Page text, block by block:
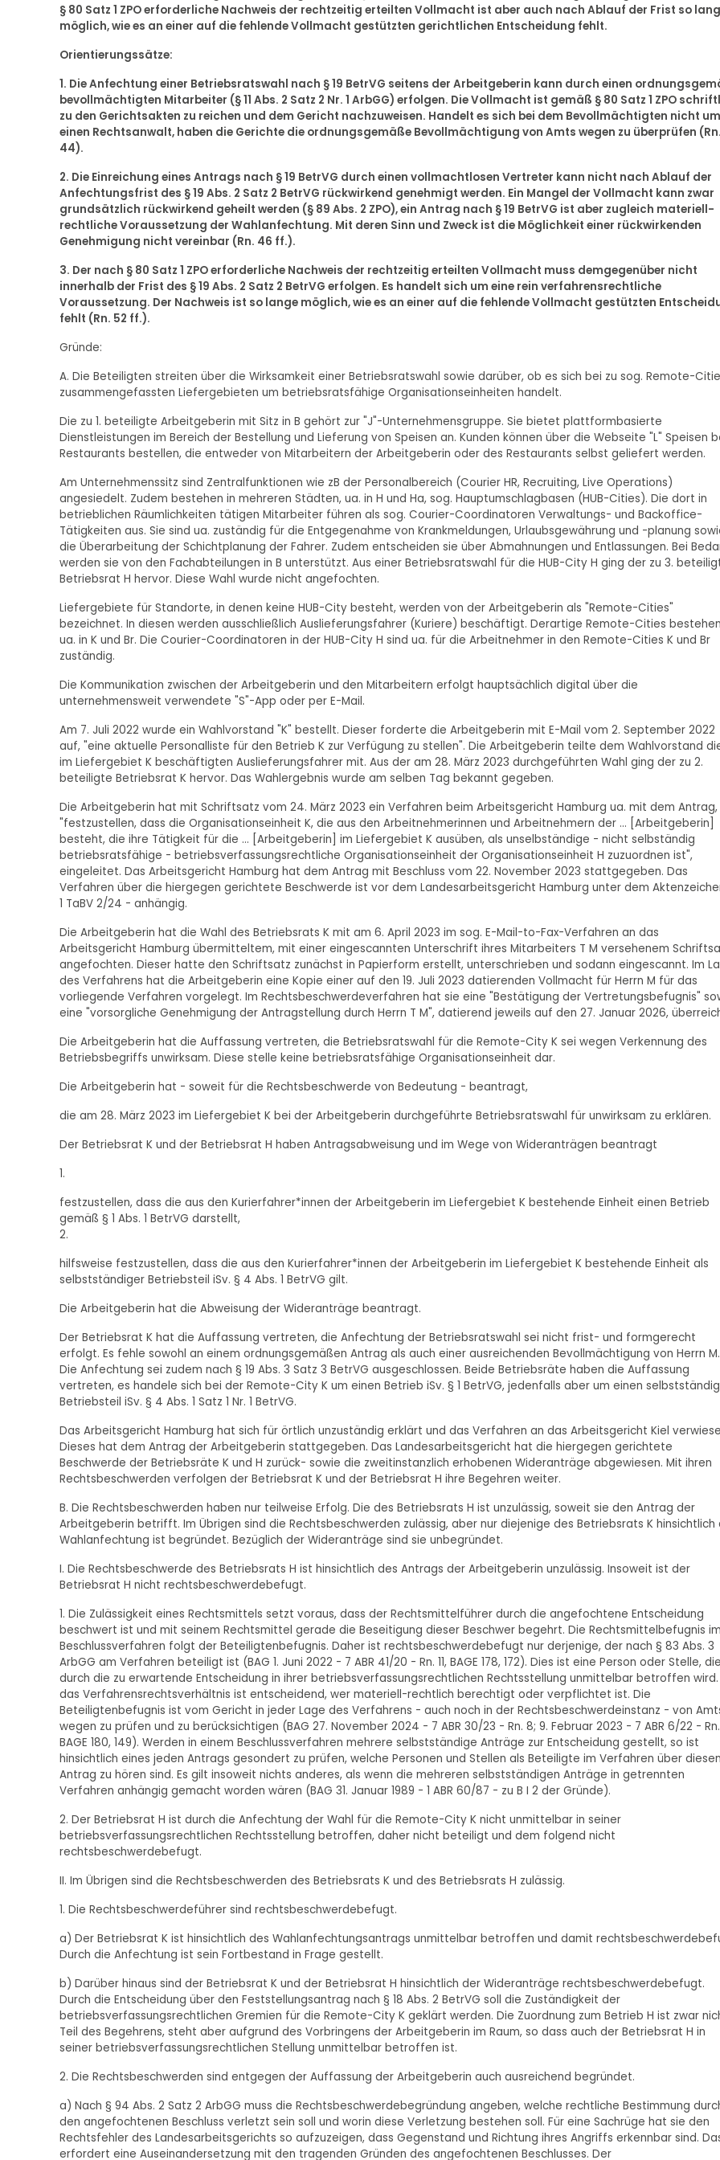
§ 80 Satz 1 ZPO erforderliche Nachweis der rechtzeitig erteilten Vollmacht ist aber auch nach Ablauf der Frist so
möglich, wie es an einer auf die fehlende Vollmacht gestützten gerichtlichen Entscheidung fehlt.
Orientierungssätze:
1. Die Anfechtung einer Betriebsratswahl nach § 19 BetrVG seitens der Arbeitgeberin kann durch einen
bevollmächtigten Mitarbeiter (§ 11 Abs. 2 Satz 2 Nr. 1 ArbGG) erfolgen. Die Vollmacht ist gemäß § 80 Satz 1 ZPO
zu den Gerichtsakten zu reichen und dem Gericht nachzuweisen. Handelt es sich bei dem Bevollmächtigten nicht um
einen Rechtsanwalt, haben die Gerichte die ordnungsgemäße Bevollmächtigung von Amts wegen zu überprüfen (Rn.
44).
2. Die Einreichung eines Antrags nach § 19 BetrVG durch einen vollmachtlosen Vertreter kann nicht nach Ablauf der
Anfechtungsfrist des § 19 Abs. 2 Satz 2 BetrVG rückwirkend genehmigt werden. Ein Mangel der Vollmacht kann zwar
grundsätzlich rückwirkend geheilt werden (§ 89 Abs. 2 ZPO), ein Antrag nach § 19 BetrVG ist aber zugleich materiell-
rechtliche Voraussetzung der Wahlanfechtung. Mit deren Sinn und Zweck ist die Möglichkeit einer rückwirkenden
Genehmigung nicht vereinbar (Rn. 46 ff.).
3. Der nach § 80 Satz 1 ZPO erforderliche Nachweis der rechtzeitig erteilten Vollmacht muss demgegenüber nicht
innerhalb der Frist des § 19 Abs. 2 Satz 2 BetrVG erfolgen. Es handelt sich um eine rein verfahrensrechtliche
Voraussetzung. Der Nachweis ist so lange möglich, wie es an einer auf die fehlende Vollmacht gestützten
fehlt (Rn. 52 ff.).
Gründe:
A. Die Beteiligten streiten über die Wirksamkeit einer Betriebsratswahl sowie darüber, ob es sich bei zu sog. Remote-
zusammengefassten Liefergebieten um betriebsratsfähige Organisationseinheiten handelt.
Die zu 1. beteiligte Arbeitgeberin mit Sitz in B gehört zur "J"-Unternehmensgruppe. Sie bietet plattformbasierte
Dienstleistungen im Bereich der Bestellung und Lieferung von Speisen an. Kunden können über die Webseite "L" Speisen
Restaurants bestellen, die entweder von Mitarbeitern der Arbeitgeberin oder des Restaurants selbst geliefert werden.
Am Unternehmenssitz sind Zentralfunktionen wie zB der Personalbereich (Courier HR, Recruiting, Live Operations)
angesiedelt. Zudem bestehen in mehreren Städten, ua. in H und Ha, sog. Hauptumschlagbasen (HUB-Cities). Die dort in
betrieblichen Räumlichkeiten tätigen Mitarbeiter führen als sog. Courier-Coordinatoren Verwaltungs- und Backoffice-
Tätigkeiten aus. Sie sind ua. zuständig für die Entgegenahme von Krankmeldungen, Urlaubsgewährung und -planung
die Überarbeitung der Schichtplanung der Fahrer. Zudem entscheiden sie über Abmahnungen und Entlassungen. Bei
werden sie von den Fachabteilungen in B unterstützt. Aus einer Betriebsratswahl für die HUB-City H ging der zu 3.
Betriebsrat H hervor. Diese Wahl wurde nicht angefochten.
Liefergebiete für Standorte, in denen keine HUB-City besteht, werden von der Arbeitgeberin als "Remote-Cities"
bezeichnet. In diesen werden ausschließlich Auslieferungsfahrer (Kuriere) beschäftigt. Derartige Remote-Cities bestehen
ua. in K und Br. Die Courier-Coordinatoren in der HUB-City H sind ua. für die Arbeitnehmer in den Remote-Cities K und Br
zuständig.
Die Kommunikation zwischen der Arbeitgeberin und den Mitarbeitern erfolgt hauptsächlich digital über die
unternehmensweit verwendete "S"-App oder per E-Mail.
Am 7. Juli 2022 wurde ein Wahlvorstand "K" bestellt. Dieser forderte die Arbeitgeberin mit E-Mail vom 2. September 2022
auf, "eine aktuelle Personalliste für den Betrieb K zur Verfügung zu stellen". Die Arbeitgeberin teilte dem Wahlvorstand
im Liefergebiet K beschäftigten Auslieferungsfahrer mit. Aus der am 28. März 2023 durchgeführten Wahl ging der zu 2.
beteiligte Betriebsrat K hervor. Das Wahlergebnis wurde am selben Tag bekannt gegeben.
Die Arbeitgeberin hat mit Schriftsatz vom 24. März 2023 ein Verfahren beim Arbeitsgericht Hamburg ua. mit dem Antrag,
"festzustellen, dass die Organisationseinheit K, die aus den Arbeitnehmerinnen und Arbeitnehmern der ... [Arbeitgeberin]
besteht, die ihre Tätigkeit für die ... [Arbeitgeberin] im Liefergebiet K ausüben, als unselbständige - nicht selbständig
betriebsratsfähige - betriebsverfassungsrechtliche Organisationseinheit der Organisationseinheit H zuzuordnen ist",
eingeleitet. Das Arbeitsgericht Hamburg hat dem Antrag mit Beschluss vom 22. November 2023 stattgegeben. Das
Verfahren über die hiergegen gerichtete Beschwerde ist vor dem Landesarbeitsgericht Hamburg unter dem
1 TaBV 2/24 - anhängig.
Die Arbeitgeberin hat die Wahl des Betriebsrats K mit am 6. April 2023 im sog. E-Mail-to-Fax-Verfahren an das
Arbeitsgericht Hamburg übermitteltem, mit einer eingescannten Unterschrift ihres Mitarbeiters T M versehenem
angefochten. Dieser hatte den Schriftsatz zunächst in Papierform erstellt, unterschrieben und sodann eingescannt. Im
des Verfahrens hat die Arbeitgeberin eine Kopie einer auf den 19. Juli 2023 datierenden Vollmacht für Herrn M für das
vorliegende Verfahren vorgelegt. Im Rechtsbeschwerdeverfahren hat sie eine "Bestätigung der Vertretungsbefugnis"
eine "vorsorgliche Genehmigung der Antragstellung durch Herrn T M", datierend jeweils auf den 27. Januar 2026,
Die Arbeitgeberin hat die Auffassung vertreten, die Betriebsratswahl für die Remote-City K sei wegen Verkennung des
Betriebsbegriffs unwirksam. Diese stelle keine betriebsratsfähige Organisationseinheit dar.
Die Arbeitgeberin hat - soweit für die Rechtsbeschwerde von Bedeutung - beantragt,
die am 28. März 2023 im Liefergebiet K bei der Arbeitgeberin durchgeführte Betriebsratswahl für unwirksam zu erklären.
Der Betriebsrat K und der Betriebsrat H haben Antragsabweisung und im Wege von Wideranträgen beantragt
1.
festzustellen, dass die aus den Kurierfahrer*innen der Arbeitgeberin im Liefergebiet K bestehende Einheit einen Betrieb
gemäß § 1 Abs. 1 BetrVG darstellt,
2.
hilfsweise festzustellen, dass die aus den Kurierfahrer*innen der Arbeitgeberin im Liefergebiet K bestehende Einheit als
selbstständiger Betriebsteil iSv. § 4 Abs. 1 BetrVG gilt.
Die Arbeitgeberin hat die Abweisung der Wideranträge beantragt.
Der Betriebsrat K hat die Auffassung vertreten, die Anfechtung der Betriebsratswahl sei nicht frist- und formgerecht
erfolgt. Es fehle sowohl an einem ordnungsgemäßen Antrag als auch einer ausreichenden Bevollmächtigung von Herrn M.
Die Anfechtung sei zudem nach § 19 Abs. 3 Satz 3 BetrVG ausgeschlossen. Beide Betriebsräte haben die Auffassung
vertreten, es handele sich bei der Remote-City K um einen Betrieb iSv. § 1 BetrVG, jedenfalls aber um einen
Betriebsteil iSv. § 4 Abs. 1 Satz 1 Nr. 1 BetrVG.
Das Arbeitsgericht Hamburg hat sich für örtlich unzuständig erklärt und das Verfahren an das Arbeitsgericht Kiel
Dieses hat dem Antrag der Arbeitgeberin stattgegeben. Das Landesarbeitsgericht hat die hiergegen gerichtete
Beschwerde der Betriebsräte K und H zurück- sowie die zweitinstanzlich erhobenen Wideranträge abgewiesen. Mit ihren
Rechtsbeschwerden verfolgen der Betriebsrat K und der Betriebsrat H ihre Begehren weiter.
B. Die Rechtsbeschwerden haben nur teilweise Erfolg. Die des Betriebsrats H ist unzulässig, soweit sie den Antrag der
Arbeitgeberin betrifft. Im Übrigen sind die Rechtsbeschwerden zulässig, aber nur diejenige des Betriebsrats K hinsichtlich
Wahlanfechtung ist begründet. Bezüglich der Wideranträge sind sie unbegründet.
I. Die Rechtsbeschwerde des Betriebsrats H ist hinsichtlich des Antrags der Arbeitgeberin unzulässig. Insoweit ist der
Betriebsrat H nicht rechtsbeschwerdebefugt.
1. Die Zulässigkeit eines Rechtsmittels setzt voraus, dass der Rechtsmittelführer durch die angefochtene Entscheidung
beschwert ist und mit seinem Rechtsmittel gerade die Beseitigung dieser Beschwer begehrt. Die Rechtsmittelbefugnis im
Beschlussverfahren folgt der Beteiligtenbefugnis. Daher ist rechtsbeschwerdebefugt nur derjenige, der nach § 83 Abs. 3
ArbGG am Verfahren beteiligt ist (BAG 1. Juni 2022 - 7 ABR 41/20 - Rn. 11, BAGE 178, 172). Dies ist eine Person oder Stelle, die
durch die zu erwartende Entscheidung in ihrer betriebsverfassungsrechtlichen Rechtsstellung unmittelbar betroffen wird.
das Verfahrensrechtsverhältnis ist entscheidend, wer materiell-rechtlich berechtigt oder verpflichtet ist. Die
Beteiligtenbefugnis ist vom Gericht in jeder Lage des Verfahrens - auch noch in der Rechtsbeschwerdeinstanz - von
wegen zu prüfen und zu berücksichtigen (BAG 27. November 2024 - 7 ABR 30/23 - Rn. 8; 9. Februar 2023 - 7 ABR 6/22 - Rn.
BAGE 180, 149). Werden in einem Beschlussverfahren mehrere selbstständige Anträge zur Entscheidung gestellt, so ist
hinsichtlich eines jeden Antrags gesondert zu prüfen, welche Personen und Stellen als Beteiligte im Verfahren über diesen
Antrag zu hören sind. Es gilt insoweit nichts anderes, als wenn die mehreren selbstständigen Anträge in getrennten
Verfahren anhängig gemacht worden wären (BAG 31. Januar 1989 - 1 ABR 60/87 - zu B I 2 der Gründe).
2. Der Betriebsrat H ist durch die Anfechtung der Wahl für die Remote-City K nicht unmittelbar in seiner
betriebsverfassungsrechtlichen Rechtsstellung betroffen, daher nicht beteiligt und dem folgend nicht
rechtsbeschwerdebefugt.
II. Im Übrigen sind die Rechtsbeschwerden des Betriebsrats K und des Betriebsrats H zulässig.
1. Die Rechtsbeschwerdeführer sind rechtsbeschwerdebefugt.
a) Der Betriebsrat K ist hinsichtlich des Wahlanfechtungsantrags unmittelbar betroffen und damit
Durch die Anfechtung ist sein Fortbestand in Frage gestellt.
b) Darüber hinaus sind der Betriebsrat K und der Betriebsrat H hinsichtlich der Wideranträge rechtsbeschwerdebefugt.
Durch die Entscheidung über den Feststellungsantrag nach § 18 Abs. 2 BetrVG soll die Zuständigkeit der
betriebsverfassungsrechtlichen Gremien für die Remote-City K geklärt werden. Die Zuordnung zum Betrieb H ist zwar
Teil des Begehrens, steht aber aufgrund des Vorbringens der Arbeitgeberin im Raum, so dass auch der Betriebsrat H in
seiner betriebsverfassungsrechtlichen Stellung unmittelbar betroffen ist.
2. Die Rechtsbeschwerden sind entgegen der Auffassung der Arbeitgeberin auch ausreichend begründet.
a) Nach § 94 Abs. 2 Satz 2 ArbGG muss die Rechtsbeschwerdebegründung angeben, welche rechtliche Bestimmung
den angefochtenen Beschluss verletzt sein soll und worin diese Verletzung bestehen soll. Für eine Sachrüge hat sie den
Rechtsfehler des Landesarbeitsgerichts so aufzuzeigen, dass Gegenstand und Richtung ihres Angriffs erkennbar sind.
erfordert eine Auseinandersetzung mit den tragenden Gründen des angefochtenen Beschlusses. Der